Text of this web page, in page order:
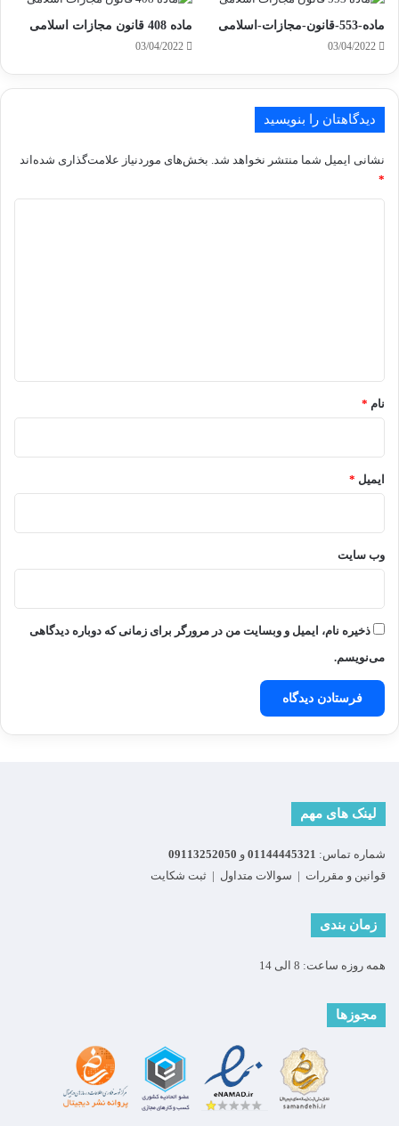
ماده-553-قانون-مجازات-اسلامی
03/04/2022
ماده 408 قانون مجازات اسلامی
03/04/2022
دیدگاهتان را بنویسید
نشانی ایمیل شما منتشر نخواهد شد. بخش‌های موردنیاز علامت‌گذاری شده‌اند
*
نام *
ایمیل *
وب‌ سایت
ذخیره نام، ایمیل و وبسایت من در مرورگر برای زمانی که دوباره دیدگاهی
می‌نویسم.
لینک های مهم
شماره تماس: 01144445321 و 09113252050
قوانین و مقررات | سوالات متداول | ثبت شکایت
زمان بندی
همه روزه ساعت: 8 الی 14
مجوزها